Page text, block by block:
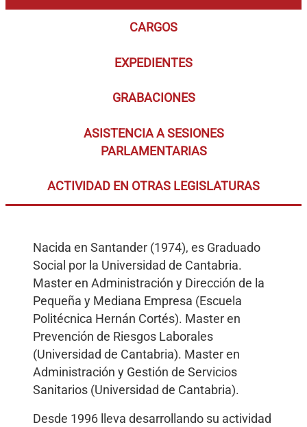
CARGOS
EXPEDIENTES
GRABACIONES
ASISTENCIA A SESIONES
PARLAMENTARIAS
ACTIVIDAD EN OTRAS LEGISLATURAS
Nacida en Santander (1974), es Graduado
Social por la Universidad de Cantabria.
Master en Administración y Dirección de la
Pequeña y Mediana Empresa (Escuela
Politécnica Hernán Cortés). Master en
Prevención de Riesgos Laborales
(Universidad de Cantabria). Master en
Administración y Gestión de Servicios
Sanitarios (Universidad de Cantabria).
Desde 1996 lleva desarrollando su actividad